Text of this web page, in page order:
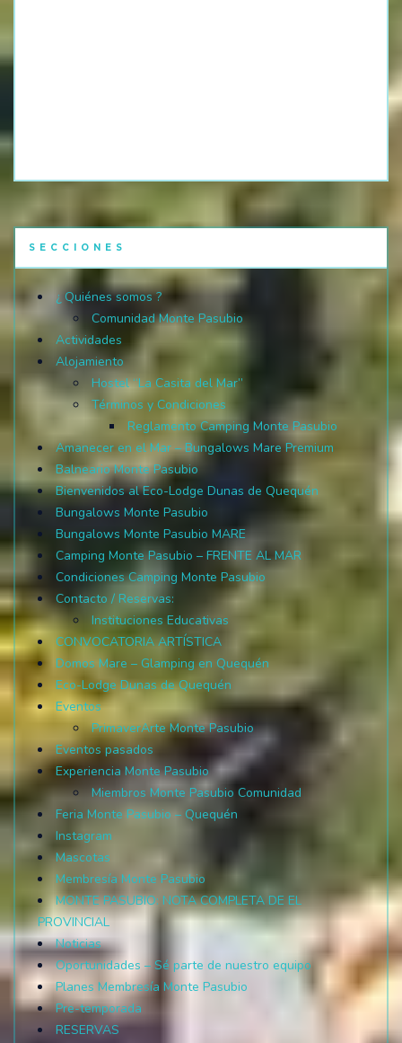
SECCIONES
¿ Quiénes somos ?
Comunidad Monte Pasubio
Actividades
Alojamiento
Hostel “La Casita del Mar”
Términos y Condiciones
Reglamento Camping Monte Pasubio
Amanecer en el Mar – Bungalows Mare Premium
Balneario Monte Pasubio
Bienvenidos al Eco-Lodge Dunas de Quequén
Bungalows Monte Pasubio
Bungalows Monte Pasubio MARE
Camping Monte Pasubio – FRENTE AL MAR
Condiciones Camping Monte Pasubio
Contacto / Reservas:
Instituciones Educativas
CONVOCATORIA ARTÍSTICA
Domos Mare – Glamping en Quequén
Eco-Lodge Dunas de Quequén
Eventos
PrimaverArte Monte Pasubio
Eventos pasados
Experiencia Monte Pasubio
Miembros Monte Pasubio Comunidad
Feria Monte Pasubio – Quequén
Instagram
Mascotas
Membresía Monte Pasubio
MONTE PASUBIO: NOTA COMPLETA DE EL
PROVINCIAL
Noticias
Oportunidades – Sé parte de nuestro equipo
Planes Membresía Monte Pasubio
Pre-temporada
RESERVAS